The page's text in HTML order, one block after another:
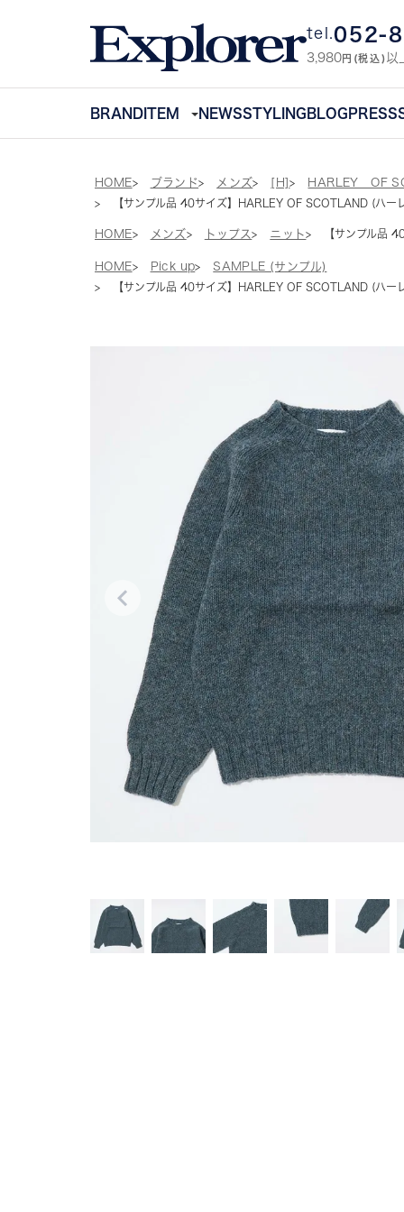
tel.052-
3,980円(税込)以
BRANDITEM NEWSSTYLINGBLOGPRESS
HOME ブランド メンズ [H] HARLEY OF
【サンプル品 40サイズ】HARLEY OF SCOTLAND (ハ
HOME メンズ トップス ニット 【サンプル品
HOME Pick up SAMPLE (サンプル)
【サンプル品 40サイズ】HARLEY OF SCOTLAND (ハ